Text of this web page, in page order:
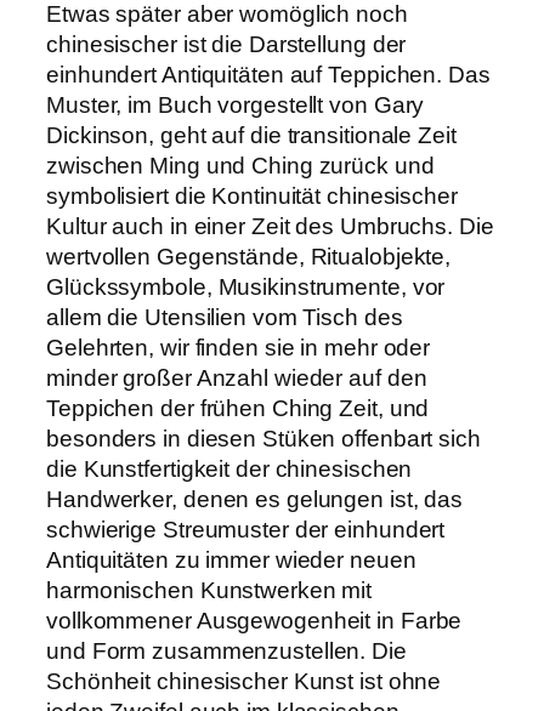
Etwas später aber womöglich noch
chinesischer ist die Darstellung der
einhundert Antiquitäten auf Teppichen. Das
Muster, im Buch vorgestellt von Gary
Dickinson, geht auf die transitionale Zeit
zwischen Ming und Ching zurück und
symbolisiert die Kontinuität chinesischer
Kultur auch in einer Zeit des Umbruchs. Die
wertvollen Gegenstände, Ritualobjekte,
Glückssymbole, Musikinstrumente, vor
allem die Utensilien vom Tisch des
Gelehrten, wir finden sie in mehr oder
minder großer Anzahl wieder auf den
Teppichen der frühen Ching Zeit, und
besonders in diesen Stüken offenbart sich
die Kunstfertigkeit der chinesischen
Handwerker, denen es gelungen ist, das
schwierige Streumuster der einhundert
Antiquitäten zu immer wieder neuen
harmonischen Kunstwerken mit
vollkommener Ausgewogenheit in Farbe
und Form zusammenzustellen. Die
Schönheit chinesischer Kunst ist ohne